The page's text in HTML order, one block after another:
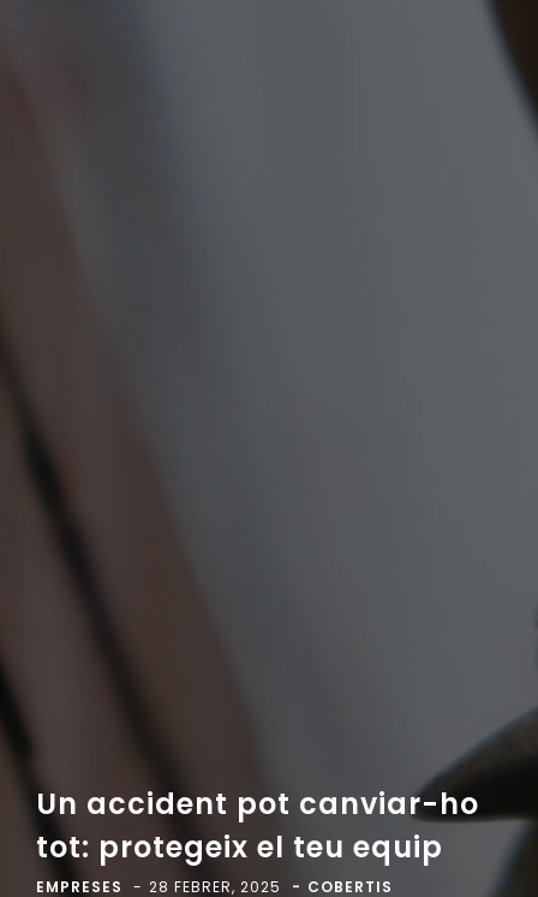
Un accident pot canviar-ho
tot: protegeix el teu equip
EMPRESES 28 FEBRER, 2025 COBERTIS